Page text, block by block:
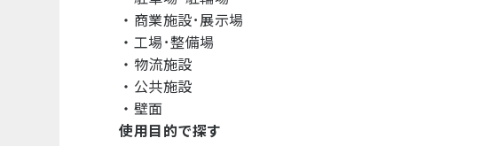
・ 商業施設･展示場
・ 工場･整備場
・ 物流施設
・ 公共施設
・ 壁面
使用目的で探す